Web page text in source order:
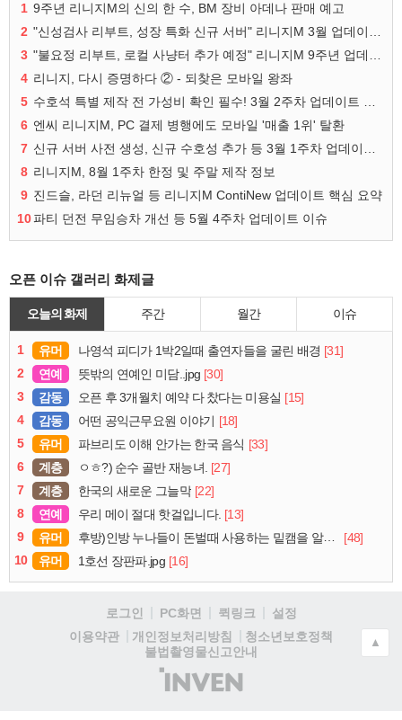
1 9주년 리니지M의 신의 한 수, BM 장비 아데나 판매 예고
2
3
4 리니지, 다시 증명하다 ② - 되찾은 모바일 왕좌
5
6 엔씨 리니지M, PC 결제 병행에도 모바일 '매출 1위' 탈환
7
8 리니지M, 8월 1주차 한정 및 주말 제작 정보
9 진드슬, 라던 리뉴얼 등 리니지M ContiNew 업데이트 핵심 요약
10파티 던전 무임승차 개선 등 5월 4주차 업데이트 이슈
오픈 이슈 갤러리 화제글
오늘의 화제 주간 월간 이슈
1 유머 나영석 피디가 1박2일때 출연자들을 굴린 배경 [31]
2
연예 뜻밖의 연예인 미담..jpg [30]
3
감동 오픈 후 3개월치 예약 다 찼다는 미용실 [15]
4
감동 어떤 공익근무요원 이야기 [18]
5
유머 파브리도 이해 안가는 한국 음식 [33]
6
계층 ㅇㅎ?) 순수 골반 재능녀. [27]
7
계층 한국의 새로운 그늘막 [22]
8
연예 우리 메이 절대 핫걸입니다. [13]
9
유머 후방)인방 누나들이 돈벌때 사용하는 밑캠을 알아보자
[48]
10
유머 1호선 장판파.jpg [16]
로그인 PC화면 퀵링크
설정
이용약관
개인정보처리방침
청소년보호정책
불법촬영물신고안내
(주)
인
▲